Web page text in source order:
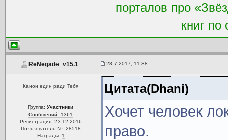
порталов про
книг по
ReNegade_v15.1 28.7.2017, 11:38
Канон един ради Тебя
Группа:Участники
Сообщений: 1361
Регистрация: 23.12.2016
Пользователь №: 28518
Награды: 1
Цитата(Dhani)
Хочет человек
право.